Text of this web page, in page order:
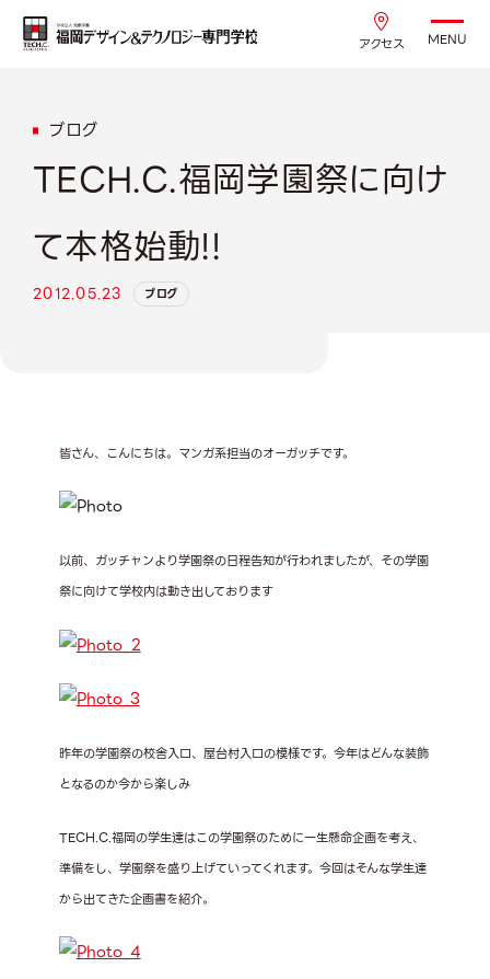
アクセス MENU
ブログ
TECH.C.福岡学園祭に向け
て本格始動!!
2012.05.23 ブログ
皆さん、こんにちは。マンガ系担当のオーガッチです。
以前、ガッチャンより学園祭の日程告知が行われましたが、その学園
祭に向けて学校内は動き出しております
昨年の学園祭の校舎入口、屋台村入口の模様です。今年はどんな装飾
となるのか今から楽しみ
TECH.C.福岡の学生達はこの学園祭のために一生懸命企画を考え、
準備をし、学園祭を盛り上げていってくれます。今回はそんな学生達
から出てきた企画書を紹介。